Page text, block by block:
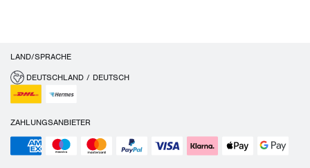
LAND/SPRACHE
DEUTSCHLAND / DEUTSCH
ZAHLUNGSANBIETER